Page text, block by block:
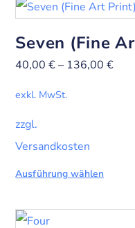
Seven (Fine
40,00€– 136,00€
exkl. MwSt.
zzgl.
Versandkosten
Ausführung wählen